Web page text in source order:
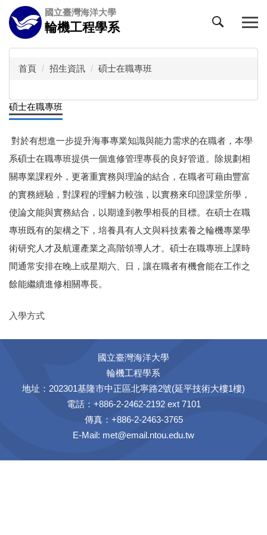
跳
到
主
要
國立臺灣海洋大學
輪機工程學系
首頁 招生資訊 碩士在職專班
碩士在職專班
對於有想進一步提升海事專業知識與能力需求的在職者，本學
系碩士在職專班提供一個進修管理專長的良好管道。除規劃相
關專業課程外，更著重實務與理論的結合，在職者可藉由豐富
的實務經驗，對課程的理解力較強，以實務來印證課堂所學，
使論文能與實務結合，以期達到教學相長的目標。在碩士在職
專班既有的架構之下，培養具有人文與科技素養之輪機專業學
術研究人才及航運產業之高階領導人才。碩士在職專班上課時
間通常安排在晚上或星期六、日，讓在職者有機會能在工作之
餘能繼續進修相關專長。
入學方式
國立臺灣海洋大學
輪機工程學系
地址：202301基隆市中正區北寧路2號(延平技術大樓1樓)
電話：+886-2-2462-2192 ext 7101
傳真：+886-2-2463-3765
E-Mail: met@email.ntou.edu.tw